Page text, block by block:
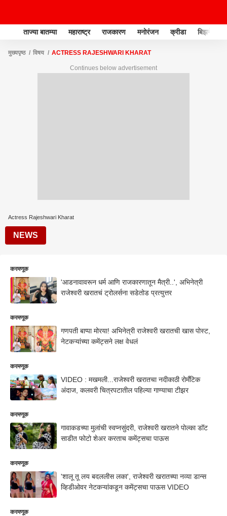
ताज्या बातम्या महाराष्ट्र राजकारण मनोरंजन क्रीडा बिझनेस
मुख्यपृष्ठ विषय ACTRESS RAJESHWARI KHARAT
Continues below advertisement
Actress Rajeshwari Kharat
NEWS
करमणूक
'आडनावावरून धर्म आणि राजकारणातून मैत्री..', अभिनेत्री
राजेश्वरी खरातचं ट्रोलर्सना सडेतोड प्रत्युत्तर
करमणूक
गणपती बाप्पा मोरया! अभिनेत्री राजेश्वरी खरातची खास पोस्ट,
नेटकऱ्यांच्या कमेंट्सने लक्ष वेधलं
करमणूक
VIDEO : मखमली...राजेश्वरी खरातचा नदीकाठी रोमँटिक
अंदाज, कलवरी चित्रपटातील पहिल्या गाण्याचा टीझर
करमणूक
गावाकडच्या मुलांची स्वप्नसुंदरी, राजेश्वरी खरातने पोल्का डॉट
साडीत फोटो शेअर करताच कमेंट्सचा पाऊस
करमणूक
'शालू तू लय बदललीस लका', राजेश्वरी खरातच्या नव्या डान्स
व्हिडीओवर नेटकऱ्यांकडून कमेंट्सचा पाऊस VIDEO
करमणूक